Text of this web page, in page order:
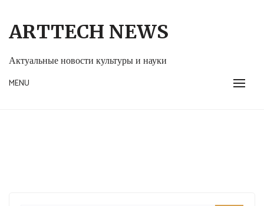
content
ARTTECH NEWS
Актуальные новости культуры и науки
MENU